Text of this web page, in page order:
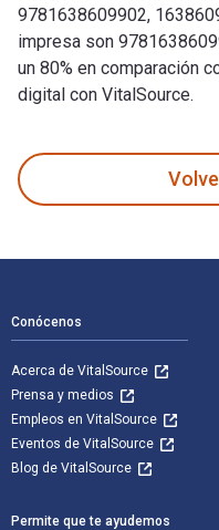
9781638609902,
impresa son
un 80% en comparación
digital con VitalSource.
Conócenos
Acerca de VitalSource
Prensa y medios
Empleos en VitalSource
Eventos de VitalSource
Blog de VitalSource
Permite que te ayudemos